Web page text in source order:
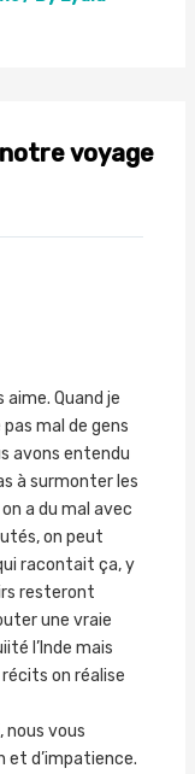
voyage
Quand je
mal de gens
avons entendu
à surmonter les
a du mal avec
on peut
racontait ça, y
resteront
une vraie
l’Inde mais
on réalise
nous vous
d’impatience.